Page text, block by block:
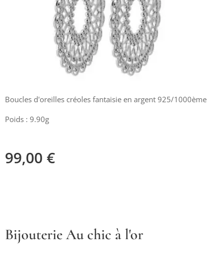
Boucles d'oreilles créoles fantaisie en argent 925/1000ème
Poids : 9.90g
99,00 €
Bijouterie Au chic à l'or